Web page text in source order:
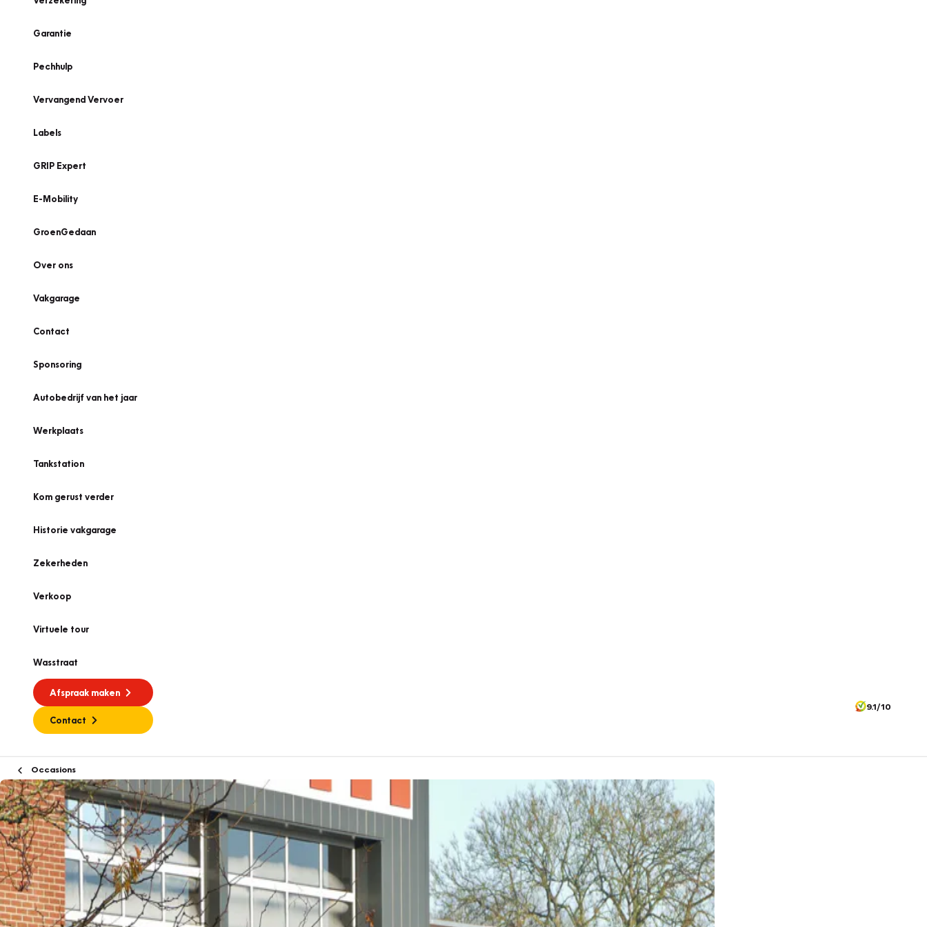
Garantie
Pechhulp
Vervangend Vervoer
Labels
GRIP Expert
E-Mobility
GroenGedaan
Over ons
Vakgarage
Contact
Sponsoring
Autobedrijf van het jaar
Werkplaats
Tankstation
Kom gerust verder
Historie vakgarage
Zekerheden
Verkoop
Virtuele tour
Wasstraat
Afspraak maken
Contact
9.1/10
Occasions